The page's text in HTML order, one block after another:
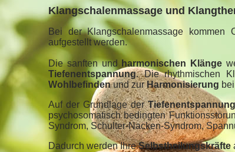
Klangschalenmassage und
Bei der Klangschalenmassage kommen
aufgestellt werden.
Die sanften und harmonischen Klänge
Tiefenentspannung. Die rhythmischen
Wohlbefindenund zurHarmonisierung
Auf der Grundlage derTiefenentspannung
psychosomatisch bedingten
Syndrom, Schulter-Nacken-Syndrom,
Dadurch werden IhreSelbstheilungskräfte